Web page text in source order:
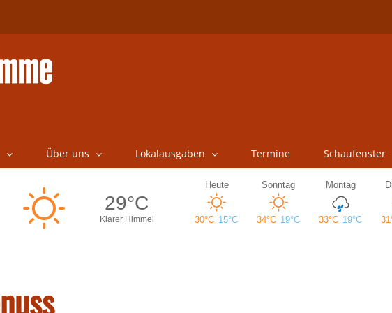
Über uns Lokalausgaben Termine Schaufenster